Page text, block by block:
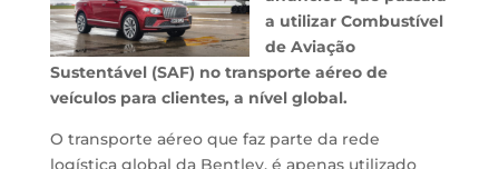
a utilizar Combustível
de Aviação
Sustentável (SAF) no transporte aéreo de
veículos para clientes, a nível global.
O transporte aéreo que faz parte da rede
logística global da Bentley, é apenas utilizado